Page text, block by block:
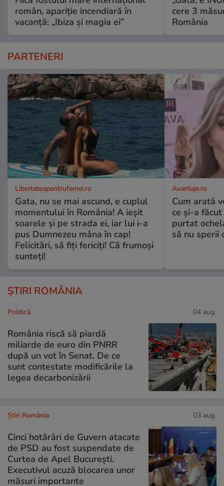
român, apariție incendiară în
vacanță: „Ibiza și magia ei”
cere 3
România
PARTENERI
Libertateapentrufemei.ro
Gata, nu se mai ascund, e cuplul
momentului în România! A ieșit
soarele și pe strada ei, iar lui i-a
pus Dumnezeu mâna în cap!
Felicitări, să fiți fericiți! Că frumoși
sunteți!
Avantaje.ro
Cum arată
ce și-a
purtat
să nu sperii
ȘTIRI ROMÂNIA
Politică 04 aug.
România riscă să piardă
miliarde de euro din PNRR
după un vot în Senat. De ce
sunt contestate modificările la
legea decarbonizării
Știri România 03 aug.
Cinci hotărâri de Guvern atacate
de PSD au fost suspendate de
Curtea de Apel București.
Executivul acuză blocarea unor
măsuri importante